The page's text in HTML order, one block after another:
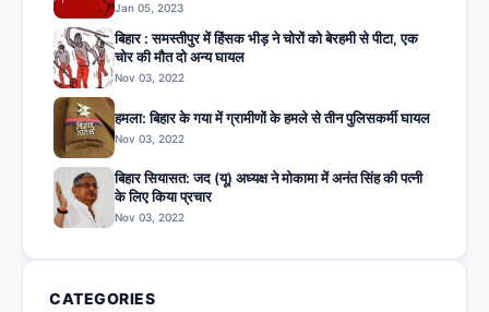
Jan 05, 2023
बिहार : समस्तीपुर में हिंसक भीड़ ने चोरों को बेरहमी से पीटा, एक
चोर की मौत दो अन्य घायल
Nov 03, 2022
हमला: बिहार के गया में ग्रामीणों के हमले से तीन पुलिसकर्मी घायल
Nov 03, 2022
बिहार सियासत: जद (यू) अध्यक्ष ने मोकामा में अनंत सिंह की पत्नी
के लिए किया प्रचार
Nov 03, 2022
CATEGORIES